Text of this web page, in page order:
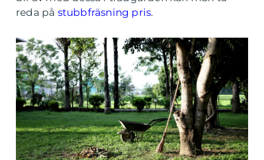
reda på stubbfräsning pris.